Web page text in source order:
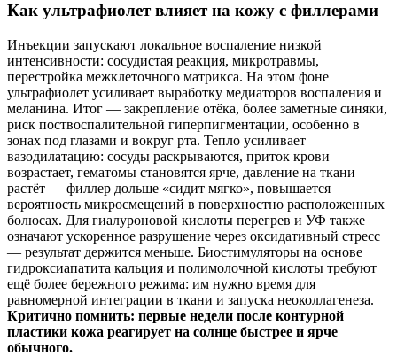
Как ультрафиолет влияет на кожу с филлерами
Инъекции запускают локальное воспаление низкой
интенсивности: сосудистая реакция, микротравмы,
перестройка межклеточного матрикса. На этом фоне
ультрафиолет усиливает выработку медиаторов воспаления и
меланина. Итог — закрепление отёка, более заметные синяки,
риск поствоспалительной гиперпигментации, особенно в
зонах под глазами и вокруг рта. Тепло усиливает
вазодилатацию: сосуды раскрываются, приток крови
возрастает, гематомы становятся ярче, давление на ткани
растёт — филлер дольше «сидит мягко», повышается
вероятность микросмещений в поверхностно расположенных
болюсах. Для гиалуроновой кислоты перегрев и УФ также
означают ускоренное разрушение через оксидативный стресс
— результат держится меньше. Биостимуляторы на основе
гидроксиапатита кальция и полимолочной кислоты требуют
ещё более бережного режима: им нужно время для
равномерной интеграции в ткани и запуска неоколлагенеза.
Критично помнить: первые недели после контурной
пластики кожа реагирует на солнце быстрее и ярче
обычного.